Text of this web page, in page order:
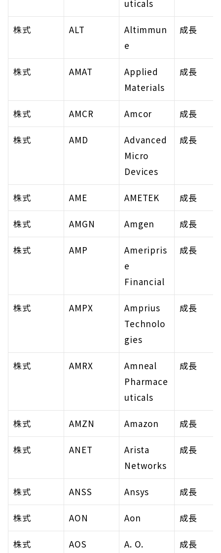
uticals
株式 ALT
Altimmun
e
成長
株式 AMAT
Applied
Materials
成長
株式 AMCR Amcor 成長
株式 AMD
Advanced
Micro
Devices
成長
株式 AME AMETEK 成長
株式 AMGN Amgen 成長
株式 AMP
Ameripris
e
Financial
成長
株式 AMPX
Amprius
Technolo
gies
成長
株式 AMRX
Amneal
Pharmace
uticals
成長
株式 AMZN Amazon 成長
株式 ANET
Arista
Networks
成長
株式 ANSS Ansys 成長
株式 AON Aon 成長
株式 AOS
A. O.
成長